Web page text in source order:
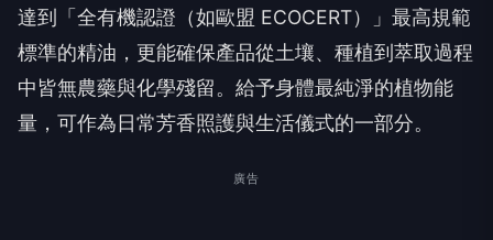
達到「全有機認證（如歐盟 ECOCERT）」最高規範
標準的精油，更能確保產品從土壤、種植到萃取過程
中皆無農藥與化學殘留。給予身體最純淨的植物能
量，可作為日常芳香照護與生活儀式的一部分。
廣告